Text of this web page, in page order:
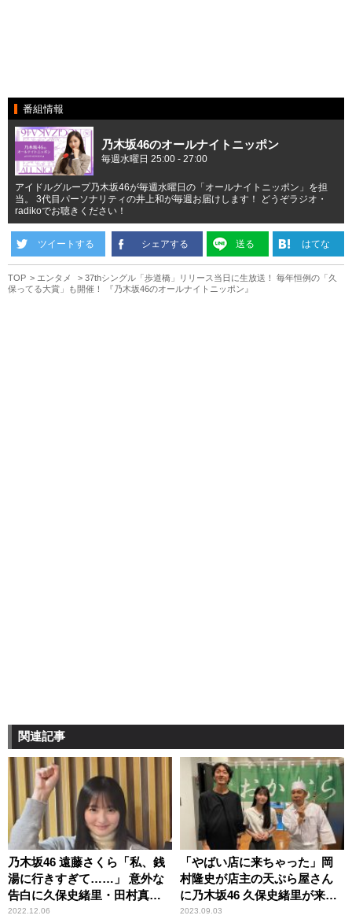
番組情報
乃木坂46のオールナイトニッポン
毎週水曜日 25:00 - 27:00
アイドルグループ乃木坂46が毎週水曜日の「オールナイトニッポン」を担
当。 3代目パーソナリティの井上和が毎週お届けします！ どうぞラジオ・
radikoでお聴きください！
ツイートする シェアする 送る はてな
TOP エンタメ
37thシングル「歩道橋」リリース当日に生放送！ 毎年恒例の「久
保ってる大賞」も開催！ 『乃木坂46のオールナイトニッポン』
関連記事
乃木坂46 遠藤さくら「私、銭
湯に行きすぎて……」 意外な
告白に久保史緒里・田村真佑
もびっくり
2022.12.06
「やばい店に来ちゃった」岡
村隆史が店主の天ぷら屋さん
に乃木坂46 久保史緒里が来
店！？
2023.09.03